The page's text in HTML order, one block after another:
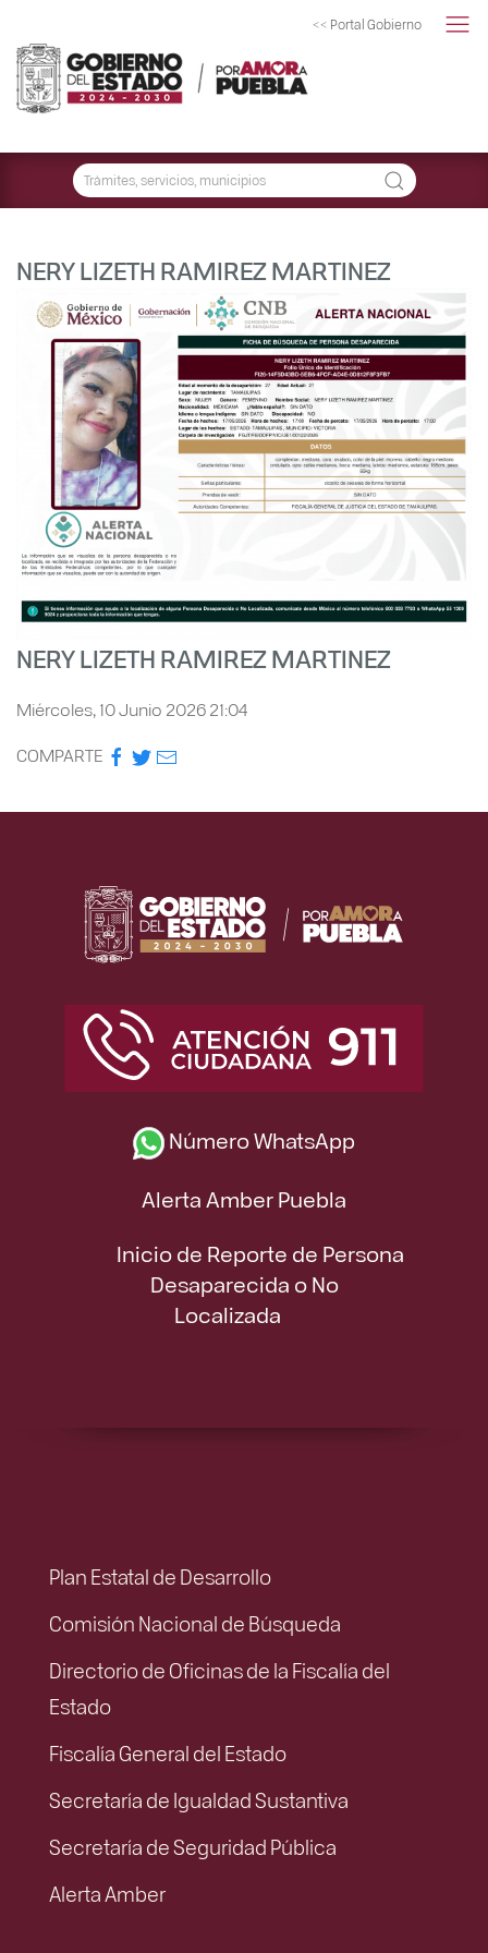
<< Portal Gobierno
NERY LIZETH RAMIREZ MARTINEZ
NERY LIZETH RAMIREZ MARTINEZ
Miércoles, 10 Junio 2026 21:04
COMPARTE
Número WhatsApp
Alerta Amber Puebla
Inicio de Reporte de Persona
Desaparecida o No
Localizada
Plan Estatal de Desarrollo
Comisión Nacional de Búsqueda
Directorio de Oficinas de la Fiscalía del
Estado
Fiscalía General del Estado
Secretaría de Igualdad Sustantiva
Secretaría de Seguridad Pública
Alerta Amber